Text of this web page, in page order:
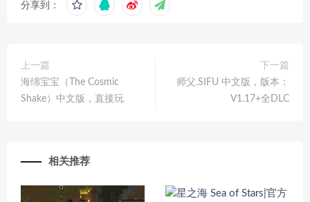
分享到：
上一篇
海绵宝宝（The Cosmic
Shake）中文版，直接玩
下一篇
师父.SIFU 中文版，版本：
V1.17+全DLC
相关推荐